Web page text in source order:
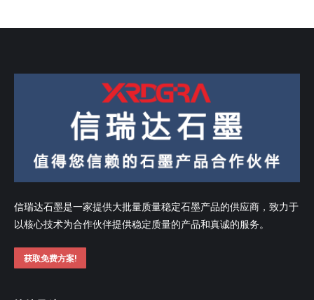
信瑞达石墨是一家提供大批量质量稳定石墨产品的供应商，致力于
以核心技术为合作伙伴提供稳定质量的产品和真诚的服务。
获取免费方案!